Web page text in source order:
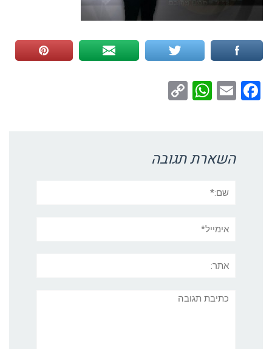
Facebook
Email
WhatsApp
השארת תגובה
תגובה